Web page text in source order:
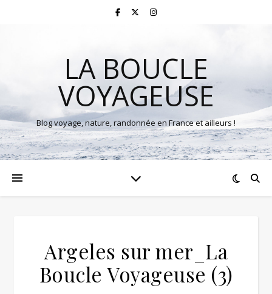
LA BOUCLE
VOYAGEUSE
Blog voyage, nature, randonnée en France et ailleurs !
Argeles sur mer_La
Boucle Voyageuse (3)